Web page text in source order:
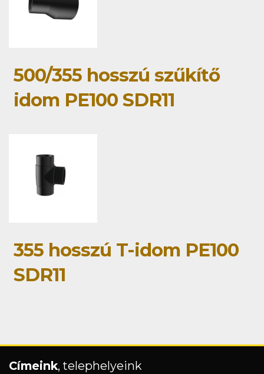
500/355 hosszú szűkítő
idom PE100 SDR11
355 hosszú T-idom PE100
SDR11
Címeink, telephelyeink